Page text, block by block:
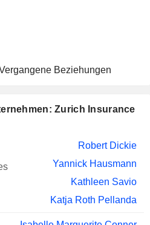
Amanda Blanc
Fred Kindle
Jolanda Grob
AG
Isabelle Welton
Beziehungen
Zurich Insurance
Robert Dickie
Yannick Hausmann
Kathleen Savio
Katja Roth Pellanda